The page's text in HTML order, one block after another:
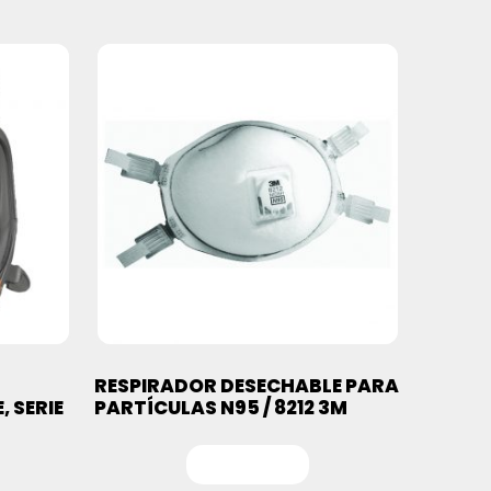
SERIE
RESPIRADOR DESECHABLE PARA
PARTÍCULAS N95 / 8212 3M